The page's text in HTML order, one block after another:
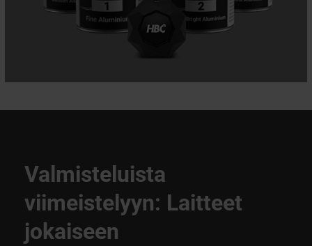
Valmisteluista
viimeistelyyn: Laitteet
jokaiseen